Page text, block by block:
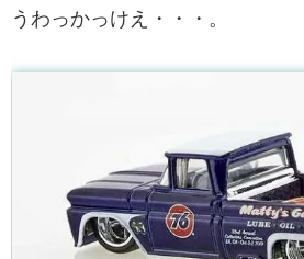
うわっかっけえ・・・。